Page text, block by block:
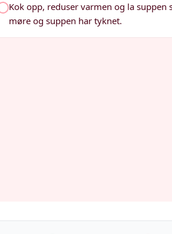
Kok opp, reduser varmen og la
møre og suppen har tyknet.